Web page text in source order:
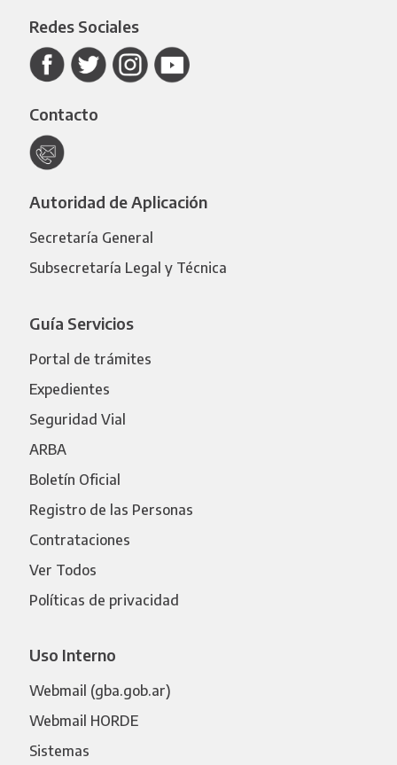
Redes Sociales
Contacto
Autoridad de Aplicación
Secretaría General
Subsecretaría Legal y Técnica
Guía Servicios
Portal de trámites
Expedientes
Seguridad Vial
ARBA
Boletín Oficial
Registro de las Personas
Contrataciones
Ver Todos
Políticas de privacidad
Uso Interno
Webmail (gba.gob.ar)
Webmail HORDE
Sistemas